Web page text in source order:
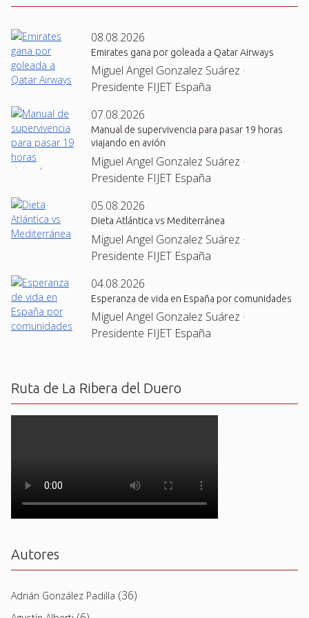
08.08.2026
Emirates gana por goleada a Qatar Airways
Miguel Angel Gonzalez Suárez ·
Presidente FIJET España
07.08.2026
Manual de supervivencia para pasar 19 horas
viajando en avión
Miguel Angel Gonzalez Suárez ·
Presidente FIJET España
05.08.2026
Dieta Atlántica vs Mediterránea
Miguel Angel Gonzalez Suárez ·
Presidente FIJET España
04.08.2026
Esperanza de vida en España por comunidades
Miguel Angel Gonzalez Suárez ·
Presidente FIJET España
Ruta de La Ribera del Duero
Autores
Adrián González Padilla (36)